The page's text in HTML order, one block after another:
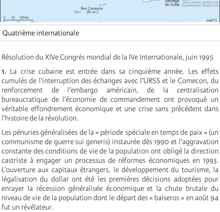
Quatrième internationale
Résolution du XIVe Congrès mondial de la IVe Internationale, juin 1995
1. La crise cubaine est entrée dans sa cinquième année. Les effets
cumulés de l’interruption des échanges avec l’URSS et le Comecon, du
renforcement de l’embargo américain, de la centralisation
bureaucratique de l’économie de commandement ont provoqué un
véritable effondrement économique et une crise sans précédent dans
l’histoire de la révolution.
Les pénuries généralisées de la « période spéciale en temps de paix » (un
communisme de guerre sui generis) instaurée dès 1990 et l’aggravation
constante des conditions de vie de la population ont obligé la direction
castriste à engager un processus de réformes économiques en 1993.
L’ouverture aux capitaux étrangers, le développement du tourisme, la
légalisation du dollar ont été les premières décisions adoptées pour
enrayer la récession généralisée économique et la chute brutale du
niveau de vie de la population dont le départ des « balseros » en août 94
fut un révélateur.